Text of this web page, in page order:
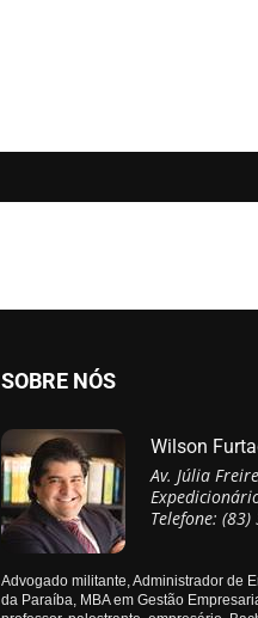
SOBRE NÓS
Wilson
Av. Júlia
Telefone:
Advogado militante, Administrador de
da Paraíba, MBA em Gestão